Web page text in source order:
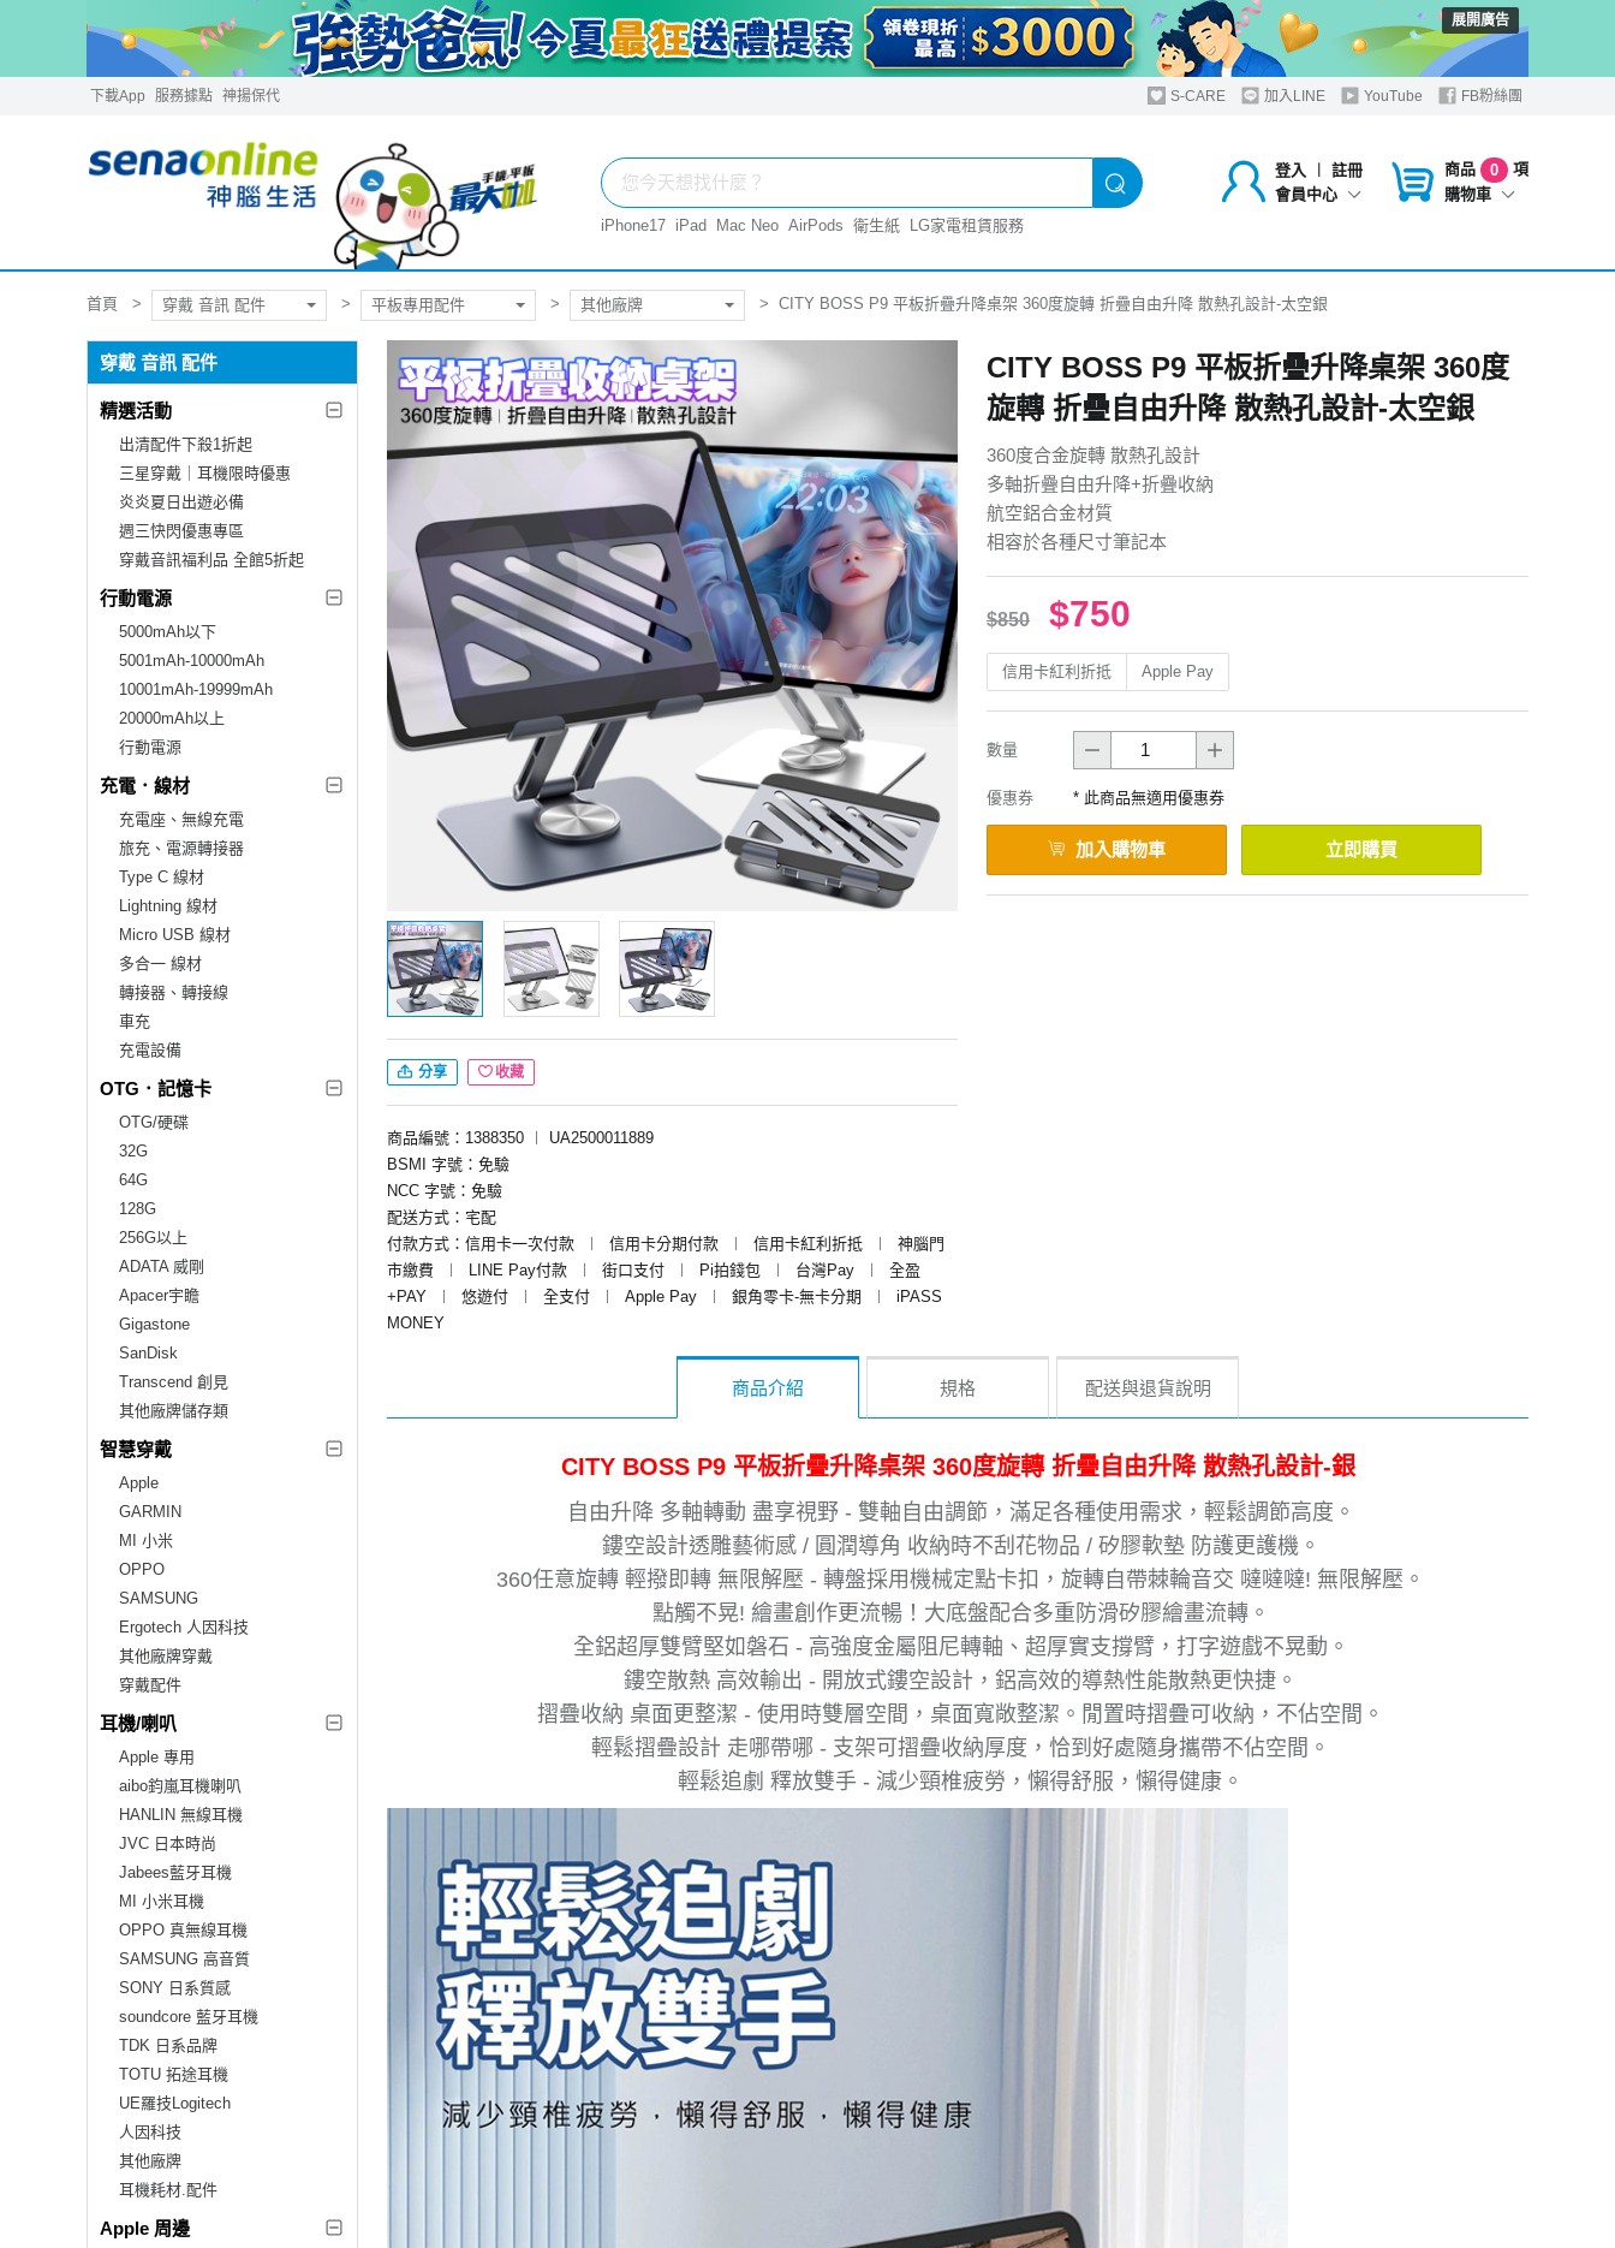
展開廣告
下載App 服務據點 神揚保代 S-CARE 加入LINE YouTube FB粉絲團
登入 ︱
註冊
會員中心
商品 0
項
購物車
iPhone17 iPad Mac Neo AirPods 衛生紙 LG家電租賃服務
首頁 穿戴 音訊 配件 平板專用配件 其他廠牌 CITY BOSS P9 平板折疊升降桌架 360度旋轉 折疊自由升降 散熱孔設計-太空銀
穿戴 音訊 配件
精選活動
出清配件下殺1折起
三星穿戴｜耳機限時優惠
炎炎夏日出遊必備
週三快閃優惠專區
穿戴音訊福利品 全館5折起
行動電源
5000mAh以下
5001mAh-10000mAh
10001mAh-19999mAh
20000mAh以上
行動電源
充電．線材
充電座、無線充電
旅充、電源轉接器
Type C 線材
Lightning 線材
Micro USB 線材
多合一 線材
轉接器、轉接線
車充
充電設備
OTG．記憶卡
OTG/硬碟
32G
64G
128G
256G以上
ADATA 威剛
Apacer宇瞻
Gigastone
SanDisk
Transcend 創見
其他廠牌儲存類
智慧穿戴
Apple
GARMIN
MI 小米
OPPO
SAMSUNG
Ergotech 人因科技
其他廠牌穿戴
穿戴配件
耳機/喇叭
Apple 專用
aibo鈞嵐耳機喇叭
HANLIN 無線耳機
JVC 日本時尚
Jabees藍牙耳機
MI 小米耳機
OPPO 真無線耳機
SAMSUNG 高音質
SONY 日系質感
soundcore 藍牙耳機
TDK 日系品牌
TOTU 拓途耳機
UE羅技Logitech
人因科技
其他廠牌
耳機耗材.配件
Apple 周邊
分享 收藏
商品編號：1388350 ︱
UA2500011889
BSMI 字號：免驗
NCC 字號：免驗
配送方式：宅配
付款方式：信用卡一次付款
︱ 信用卡分期付款 ︱ 信用卡紅利折抵 ︱
神腦門
市繳費
︱ LINE Pay付款 ︱ 街口支付 ︱ Pi拍錢包 ︱ 台灣Pay ︱
全盈
+PAY
︱ 悠遊付 ︱ 全支付 ︱ Apple Pay ︱ 銀角零卡-無卡分期 ︱
iPASS
MONEY
CITY BOSS P9 平板折疊升降桌架 360度
旋轉 折疊自由升降 散熱孔設計-太空銀
360度合金旋轉 散熱孔設計
多軸折疊自由升降+折疊收納
航空鋁合金材質
相容於各種尺寸筆記本
$850 $750
信用卡紅利折抵 Apple Pay
數量
優惠券 * 此商品無適用優惠券
加入購物車 立即購買
商品介紹 規格 配送與退貨說明
CITY BOSS P9 平板折疊升降桌架 360度旋轉 折疊自由升降 散熱孔設計-銀
自由升降 多軸轉動 盡享視野 - 雙軸自由調節，滿足各種使用需求，輕鬆調節高度。
鏤空設計透雕藝術感 / 圓潤導角 收納時不刮花物品 / 矽膠軟墊 防護更護機。
360任意旋轉 輕撥即轉 無限解壓 - 轉盤採用機械定點卡扣，旋轉自帶棘輪音交 噠噠噠! 無限解壓。
點觸不晃! 繪畫創作更流暢！大底盤配合多重防滑矽膠繪畫流轉。
全鋁超厚雙臂堅如磐石 - 高強度金屬阻尼轉軸、超厚實支撐臂，打字遊戲不晃動。
鏤空散熱 高效輸出 - 開放式鏤空設計，鋁高效的導熱性能散熱更快捷。
摺疊收納 桌面更整潔 - 使用時雙層空間，桌面寬敞整潔。閒置時摺疊可收納，不佔空間。
輕鬆摺疊設計 走哪帶哪 - 支架可摺疊收納厚度，恰到好處隨身攜帶不佔空間。
輕鬆追劇 釋放雙手 - 減少頸椎疲勞，懶得舒服，懶得健康。